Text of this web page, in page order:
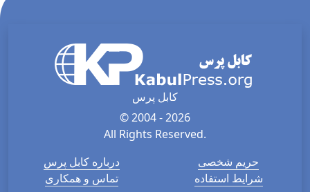
کابل پرس
© 2004 - 2026
All Rights Reserved.
درباره کابل پرس
تماس و همکاری
حریم شخصی
شرایط استفاده